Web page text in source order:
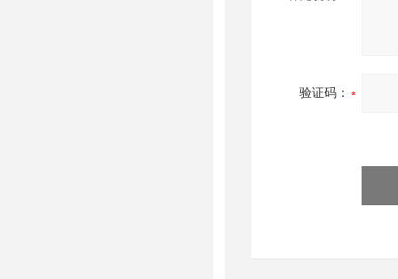
验证码：